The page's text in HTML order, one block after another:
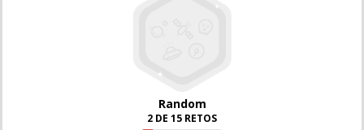
Random
2 DE 15 RETOS